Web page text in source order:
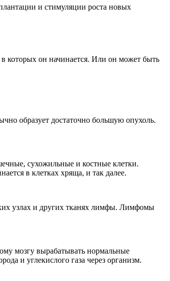
и стимуляции роста новых
в которых он начинается. Или он может быть
образует достаточно большую опухоль.
сухожильные и костные клетки.
в клетках хряща, и так далее.
узлах и других тканях лимфы. Лимфомы
мозгу вырабатывать нормальные
и углекислого газа через организм.